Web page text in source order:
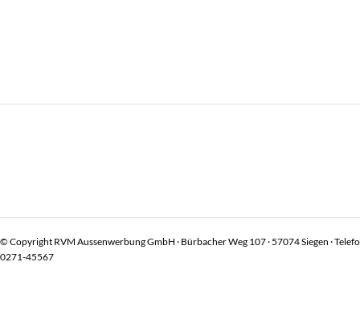
© Copyright RVM Aussenwerbung GmbH · Bürbacher Weg 107 · 57074 Siegen ·
0271-45567